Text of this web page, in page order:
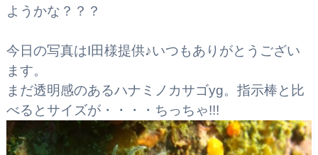
ようかな？？？
今日の写真はI田様提供♪いつもありがとうござい
ます。
まだ透明感のあるハナミノカサゴyg。指示棒と比
べるとサイズが・・・・ちっちゃ!!!